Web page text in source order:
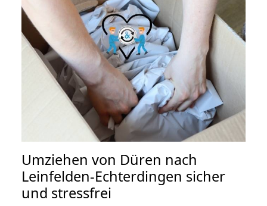
Umziehen von Düren nach
Leinfelden-Echterdingen sicher
und stressfrei